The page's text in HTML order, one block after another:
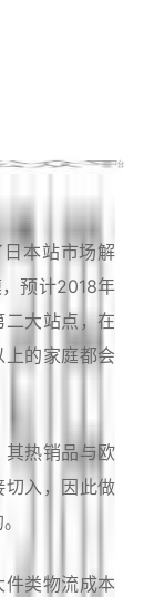
本站市场解
预计2018年
二大站点，在
上的家庭都会
其热销品与欧
切入，因此做
件类物流成本